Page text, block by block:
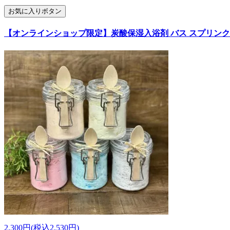
お気に入りボタン
【オンラインショップ限定】炭酸保湿入浴剤 バス スプリ
2,300円(税込2,530円)